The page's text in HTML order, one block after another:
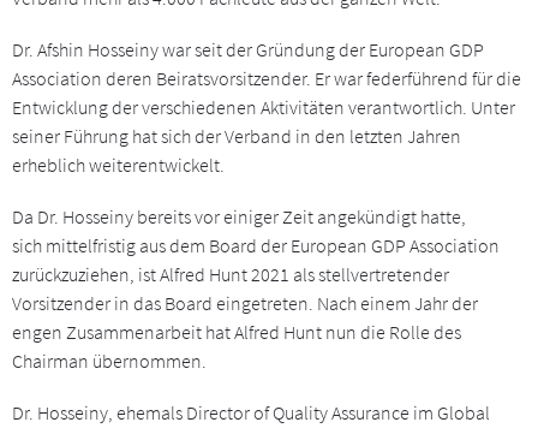
Dr. Afshin Hosseiny war seit der Gründung der European GDP
Association deren Beiratsvorsitzender. Er war federführend für die
Entwicklung der verschiedenen Aktivitäten verantwortlich. Unter
seiner Führung hat sich der Verband in den letzten Jahren
erheblich weiterentwickelt.
Da Dr. Hosseiny bereits vor einiger Zeit angekündigt hatte,
sich mittelfristig aus dem Board der European GDP Association
zurückzuziehen, ist Alfred Hunt 2021 als stellvertretender
Vorsitzender in das Board eingetreten. Nach einem Jahr der
engen Zusammenarbeit hat Alfred Hunt nun die Rolle des
Chairman übernommen.
Dr. Hosseiny, ehemals Director of Quality Assurance im Global